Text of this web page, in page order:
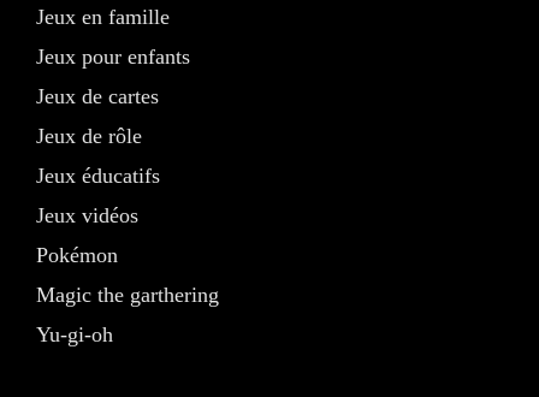
Jeux en famille
Jeux pour enfants
Jeux de cartes
Jeux de rôle
Jeux éducatifs
Jeux vidéos
Pokémon
Magic the garthering
Yu-gi-oh